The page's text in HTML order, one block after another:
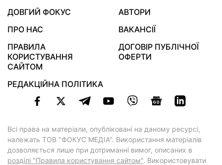
ДОВГИЙ ФОКУС
АВТОРИ
ПРО НАС
ВАКАНСІЇ
ПРАВИЛА
КОРИСТУВАННЯ
САЙТОМ
ДОГОВІР ПУБЛІЧНОЇ
ОФЕРТИ
РЕДАКЦІЙНА ПОЛІТИКА
Всі права на матеріали, опубліковані на даному ресурсі,
належать ТОВ "ФОКУС МЕДІА". Використання матеріалів
дозволяється лише при дотриманні вимог, описаних в
розділі "Правила користування сайтом". Використовувати